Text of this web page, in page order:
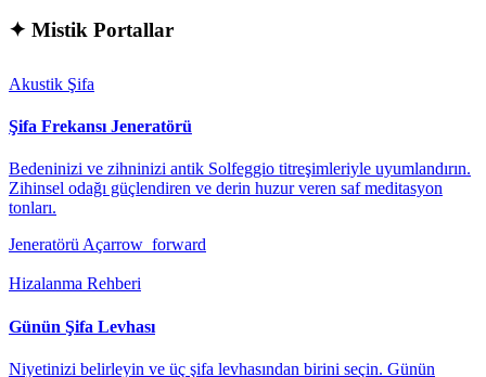
✦ Mistik Portallar
Akustik Şifa
Şifa Frekansı Jeneratörü
Bedeninizi ve zihninizi antik Solfeggio titreşimleriyle uyumlandırın.
Zihinsel odağı güçlendiren ve derin huzur veren saf meditasyon
tonları.
Jeneratörü Açarrow_forward
Hizalanma Rehberi
Günün Şifa Levhası
Niyetinizi belirleyin ve üç şifa levhasından birini seçin. Günün